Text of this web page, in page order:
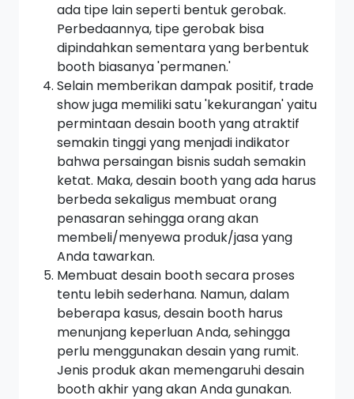
ada tipe lain seperti bentuk gerobak.
Perbedaannya, tipe gerobak bisa
dipindahkan sementara yang berbentuk
booth biasanya 'permanen.'
Selain memberikan dampak positif, trade
showjuga memiliki satu 'kekurangan' yaitu
permintaan desain boothyang atraktif
semakin tinggi yang menjadi indikator
bahwa persaingan bisnis sudah semakin
ketat. Maka, desain boothyang ada harus
berbeda sekaligus membuat orang
penasaran sehingga orang akan
membeli/menyewa produk/jasa yang
Anda tawarkan.
Membuat desain boothsecara proses
tentu lebih sederhana. Namun, dalam
beberapa kasus, desain booth harus
menunjang keperluan Anda, sehingga
perlu menggunakan desain yang rumit.
Jenis produk akan memengaruhi desain
boothakhir yang akan Anda gunakan.